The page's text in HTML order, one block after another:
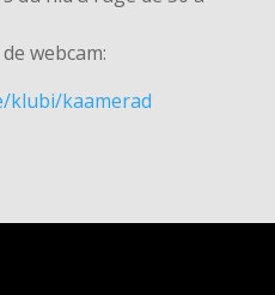
webcam:
klubi/kaamerad